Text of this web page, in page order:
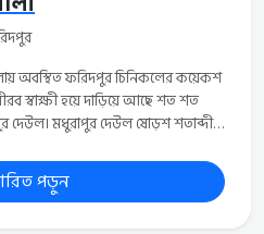
কয়েকশ
আছে শত শত
শতাব্দীর
জেলার মধুখালী
আছে সংগ্রাম সিং নামক
পড়ুন